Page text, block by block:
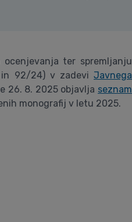
ocenjevanja ter spremljanju
in 92/24) v zadevi Javnega
26. 8. 2025 objavlja seznam
monografij v letu 2025.